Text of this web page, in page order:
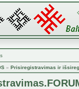
» Prisiregistravimas ir